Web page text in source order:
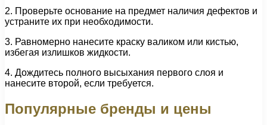
2. Проверьте основание на предмет наличия дефектов и
устраните их при необходимости.
3. Равномерно нанесите краску валиком или кистью,
избегая излишков жидкости.
4. Дождитесь полного высыхания первого слоя и
нанесите второй, если требуется.
Популярные бренды и цены